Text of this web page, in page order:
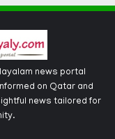
news portal
on Qatar and
news tailored for